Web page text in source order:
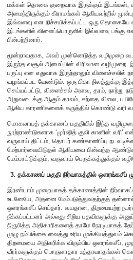
மக்கள் தொகை குறைவாக இருக்கும் இடங்கள்,
அமைந்திருக்கும் கிராமங்கள் ஆகியவற்றில்
இவ்வளவு என நிச்சயிக்கப்பட்ட ஒரு தொகையே
இடங்களில் விளைப்பொருளில் இவ்வளவு பங்கு
பின்பற்றினார்.
மூன்றாவதாக, அவர் முன்னெடுத்த வழிமுறை
இருந்த வசூல் அமைப்பின் விரிவான வழிமுறை.
பருப்பு என எதுவாக இருந்தாலும் விளைச்சலில்
வழங்கப்பட வேண்டும். ஒரு பிகா நிலத்துக்கு
செய்யப்பட்டு, விளைச்சல் அளவு, தரம், நாற்று
அறுவடைக்கு ஆகும் காலம், சந்தை விலை,
ஆகிய காரணிகளைக் கருத்தில் கொண்டு வரி
மொகலாயத் தக்காணப் பகுதியில் இந்த வழிமுறை
நூற்றாண்டுகளாக ‘முர்ஷித் குலி கானின்
வருவாய் திட்டம், தொடர் கண்காணிப்பு
மேற்பார்வையிடுதல் ஆகியவை பின்வந்த
மேம்பாட்டுக்கும், வருவாய் பெருக்கத்துக்கும்
3. தக்காணப் பகுதி நிர்வாகத்தில்
இரண்டாம் முறையாகத் தக்காணத்தின் நிர்வாகப்
உடனேயே, அதனை மேம்படுத்துவதற்குத்
ஒளரங்கசீப் செய்தார். வயதான, திறமையற்ற
நீக்கப்பட்டனர் அல்லது சிறிய பதவிகளுக்கு
நிரூபித்த அதிகாரிகளைத் தாமே நேரடியாகத்
முழு நம்பிக்கை வைத்து உரிய முக்கியத்துவம்
திறமையை அதிகரிக்க விரும்பிய ஒளரங்கசீப்,
வீரர்களுக்குப் பொருளாதார உத்தரவாதங்கள்